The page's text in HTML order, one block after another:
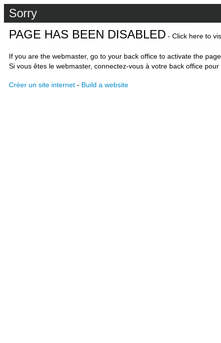
Sorry
PAGE HAS BEEN DISABLED - Click here to
If you are the webmaster, go to your back office to activate the
Si vous êtes le webmaster, connectez-vous à votre back office
Créer un site internet - Build a website